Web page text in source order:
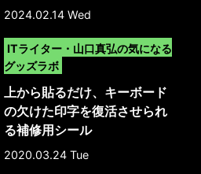
2024.02.14 Wed
ITライター・山口真弘の気になる
グッズラボ
上から貼るだけ、キーボード
の欠けた印字を復活させられ
る補修用シール
2020.03.24 Tue